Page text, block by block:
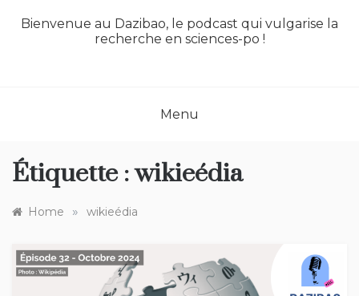
Bienvenue au Dazibao, le podcast qui vulgarise la
recherche en sciences-po !
Menu
Étiquette :wikieédia
Home » wikieédia